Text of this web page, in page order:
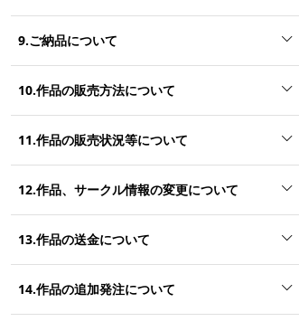
9.ご納品について
10.作品の販売方法について
11.作品の販売状況等について
12.作品、サークル情報の変更について
13.作品の送金について
14.作品の追加発注について